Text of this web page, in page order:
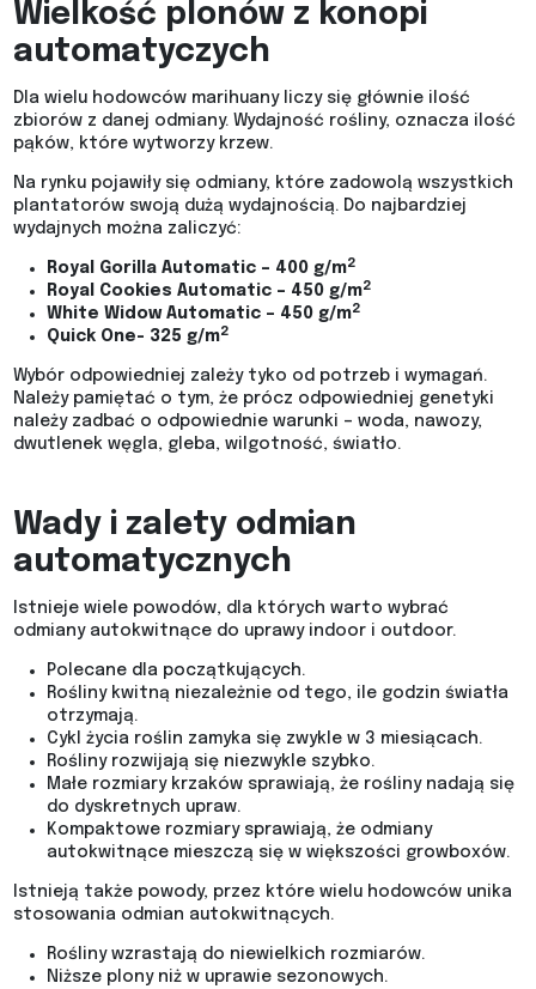
Wielkość plonów z konopi
automatyczych
Dla wielu hodowców marihuany liczy się głównie ilość
zbiorów z danej odmiany. Wydajność rośliny, oznacza ilość
pąków, które wytworzy krzew.
Na rynku pojawiły się odmiany, które zadowolą wszystkich
plantatorów swoją dużą wydajnością. Do najbardziej
wydajnych można zaliczyć:
Royal Gorilla Automatic – 400 g/m2
Royal Cookies Automatic – 450 g/m2
White Widow Automatic – 450 g/m2
Quick One- 325 g/m2
Wybór odpowiedniej zależy tyko od potrzeb i wymagań.
Należy pamiętać o tym, że prócz odpowiedniej genetyki
należy zadbać o odpowiednie warunki – woda, nawozy,
dwutlenek węgla, gleba, wilgotność, światło.
Wady i zalety odmian
automatycznych
Istnieje wiele powodów, dla których warto wybrać
odmiany autokwitnące do uprawy indoor i outdoor.
Polecane dla początkujących.
Rośliny kwitną niezależnie od tego, ile godzin światła
otrzymają.
Cykl życia roślin zamyka się zwykle w 3 miesiącach.
Rośliny rozwijają się niezwykle szybko.
Małe rozmiary krzaków sprawiają, że rośliny nadają się
do dyskretnych upraw.
Kompaktowe rozmiary sprawiają, że odmiany
autokwitnące mieszczą się w większości growboxów.
Istnieją także powody, przez które wielu hodowców unika
stosowania odmian autokwitnących.
Rośliny wzrastają do niewielkich rozmiarów.
Niższe plony niż w uprawie sezonowych.